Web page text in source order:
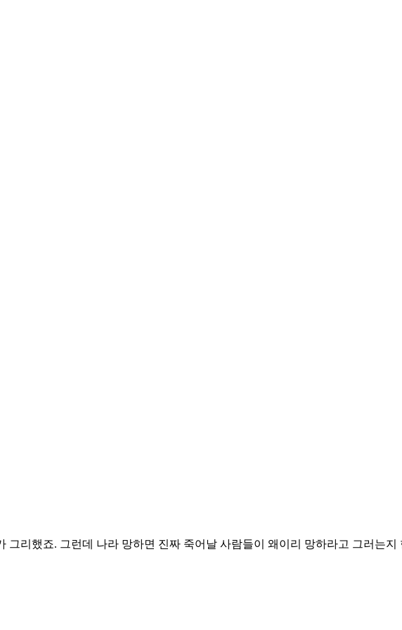
리했죠. 그런데 나라 망하면 진짜 죽어날 사람들이 왜이리 망하라고 그러는지